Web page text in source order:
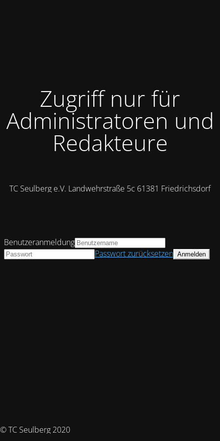
Zugriff nur für
Administratoren und
Redakteure
TC Seulberg e.V. Landwehrstraße 5c 61381 Friedrichsdorf
© TC Seulberg 2020
Benutzeranmeldung
Passwort zurücksetzen